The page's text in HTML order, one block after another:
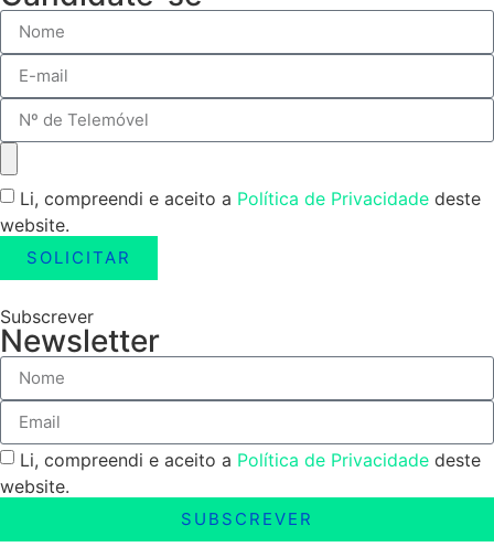
Li, compreendi e aceito a Política de Privacidade deste
website.
SOLICITAR
Subscrever
Newsletter
Li, compreendi e aceito a Política de Privacidade deste
website.
SUBSCREVER